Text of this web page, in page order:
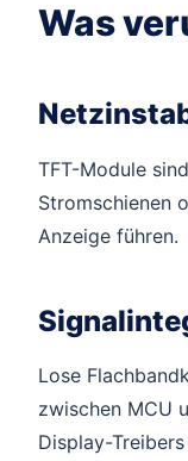
Was
TFT-Module
Stromschienen
Anzeige führen.
Lose
zwischen MCU
Display-